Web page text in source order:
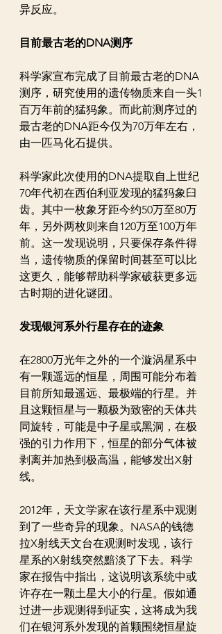
异反应。
目前最古老的DNA测序
科学家宣布完成了目前最古老的DNA
测序，研究使用的遗传物质来自一头1
百万年前的猛犸象。而此前测序过的
最古老的DNA距今仅为70万年左右，
由一匹马化石提供。
科学家此次使用的DNA提取自上世纪
70年代初在西伯利亚发现的猛犸象臼
齿。其中一枚象牙距今约50万至80万
年，另外两枚则来自120万至100万年
前。这一发现说明，只要保存条件得
当，遗传物质的保留时间甚至可以比
这更久，能够帮助科学家破获更多远
古时期的进化谜团。
发现银河系外行星存在的迹象
在2800万光年之外的一个漩涡星系中
有一颗遥远的恒星，周围可能分布着
目前所知最遥远、最极端的行星。并
且这颗恒星与一颗极为致密的天体共
同旋转，可能是中子星或黑洞，在极
强的引力作用下，恒星的部分气体被
剥离并加热到极高温，能够发出X射
线。
2012年，天文学家在该行星系中观测
到了一些奇异的现象。NASA的钱德
拉X射线天文台在观测时发现，该行
星系的X射线突然黯淡了下去。科学
家在报告中指出，这说明该系统中或
许存在一颗土星大小的行星。假如通
过进一步观测得到证实，这将成为我
们在银河系外发现的首颗围绕恒星旋